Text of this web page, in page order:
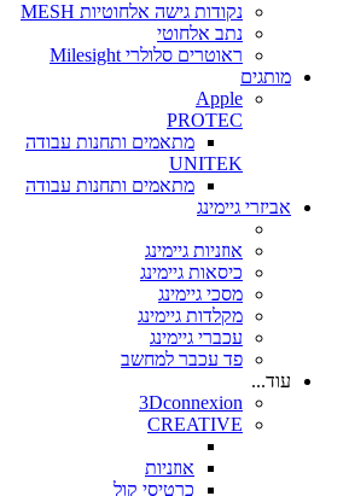
נקודות גישה אלחוטיות MESH
נתב אלחוטי
ראוטרים סלולרי Milesight
מותגים
Apple
PROTEC
מתאמים ותחנות עבודה
UNITEK
מתאמים ותחנות עבודה
אביזרי גיימינג
אוזניות גיימינג
כיסאות גיימינג
מסכי גיימינג
מקלדות גיימינג
עכברי גיימינג
פד עכבר למחשב
עוד...
3Dconnexion
CREATIVE
אוזניות
כרטיסי קול